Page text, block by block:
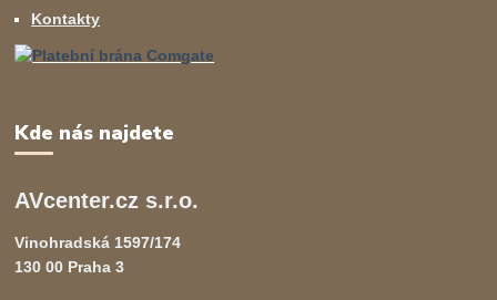
Kontakty
Kde nás najdete
AVcenter.cz s.r.o.
Vinohradská 1597/174
130 00 Praha 3